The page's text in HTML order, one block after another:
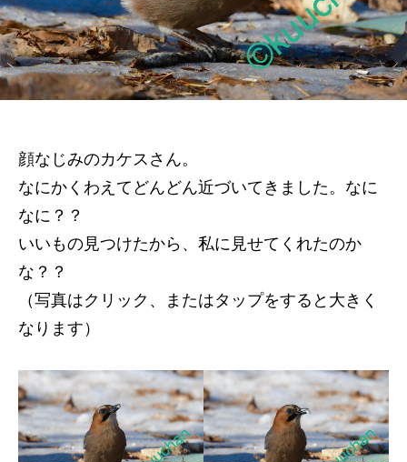
顔なじみのカケスさん。
なにかくわえてどんどん近づいてきました。なに
なに？？
いいもの見つけたから、私に見せてくれたのか
な？？
（写真はクリック、またはタップをすると大きく
なります）